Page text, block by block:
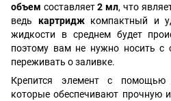
объем составляет2 мл, что
ведь картридж компактный и
жидкости в среднем будет
поэтому вам не нужно носить с
переживать о заливке.
Крепится элемент с
которые обеспечивают прочную